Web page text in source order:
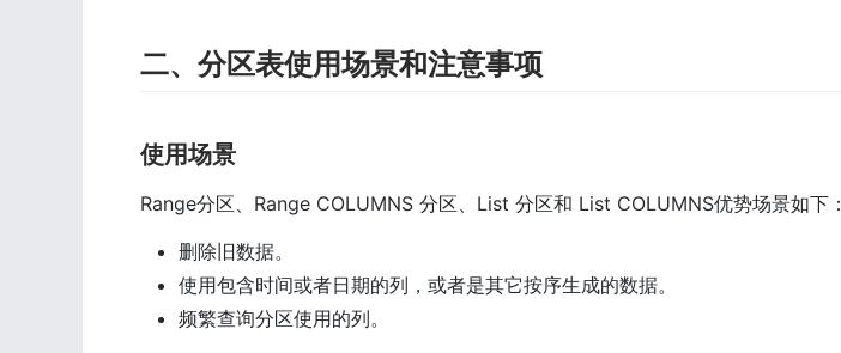
二、分区表使用场景和注意事项
使用场景
Range分区、Range COLUMNS 分区、List 分区和 List COLUMNS优势场景如下：
删除旧数据。
使用包含时间或者日期的列，或者是其它按序生成的数据。
频繁查询分区使用的列。